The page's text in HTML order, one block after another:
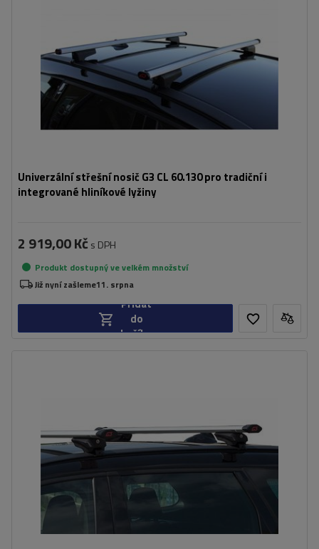
Univerzální střešní nosič G3 CL 60.130 pro tradiční i
integrované hliníkové lyžiny
2 919,00 Kč s DPH
Produkt dostupný ve velkém množství
Již nyní zašleme11. srpna
Přidat
do
košíku